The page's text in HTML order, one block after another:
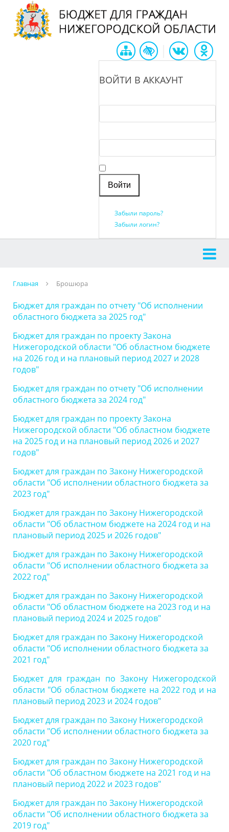
ВОЙТИ В АККАУНТ
Забыли пароль?
Забыли логин?
Главная Брошюра
Бюджет для граждан по отчету "Об исполнении
областного бюджета за 2025 год"
Бюджет для граждан по проекту Закона
Нижегородской области "Об областном бюджете
на 2026 год и на плановый период 2027 и 2028
годов"
Бюджет для граждан по отчету "Об исполнении
областного бюджета за 2024 год"
Бюджет для граждан по проекту Закона
Нижегородской области "Об областном бюджете
на 2025 год и на плановый период 2026 и 2027
годов"
Бюджет для граждан по Закону Нижегородской
области "Об исполнении областного бюджета за
2023 год"
Бюджет для граждан по Закону Нижегородской
области "Об областном бюджете на 2024 год и на
плановый период 2025 и 2026 годов"
Бюджет для граждан по Закону Нижегородской
области "Об исполнении областного бюджета за
2022 год"
Бюджет для граждан по Закону Нижегородской
области "Об областном бюджете на 2023 год и на
плановый период 2024 и 2025 годов"
Бюджет для граждан по Закону Нижегородской
области "Об исполнении областного бюджета за
2021 год"
Бюджет для граждан по Закону Нижегородской
области "Об областном бюджете на 2022 год и на
плановый период 2023 и 2024 годов"
Бюджет для граждан по Закону Нижегородской
области "Об исполнении областного бюджета за
2020 год"
Бюджет для граждан по Закону Нижегородской
области "Об областном бюджете на 2021 год и на
плановый период 2022 и 2023 годов"
Бюджет для граждан по Закону Нижегородской
области "Об исполнении областного бюджета за
2019 год"